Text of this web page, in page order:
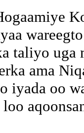
taliyo uga
ama
iyada oo